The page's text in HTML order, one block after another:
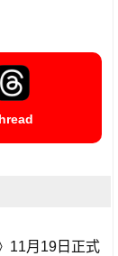
11月19日正式